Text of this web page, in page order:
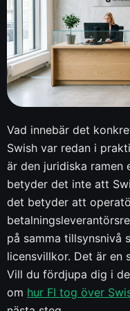
Vad innebär det
Swish var redan i
är den juridiska ramen
betyder det inte att
det betyder att
på samma tillsynsnivå
licensvillkor. Det är en
Vill du fördjupa dig i
om hur FI tog över